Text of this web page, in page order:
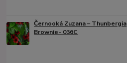
Černooká Zuzana – Thunbergia
Brownie- 036C